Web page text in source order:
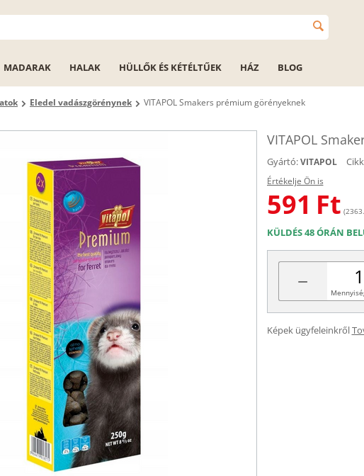
MADARAK HALAK HÜLLŐK ÉS KÉTÉLTŰEK HÁZ BLOG
Eledel vadászgörénynek VITAPOL Smakers prémium görényeknek
VITAPOL
Gyártó: VITAPOL
Értékelje Ön is
591 Ft
KÜLDÉS 48 ÓRÁN
−
Képek ügyfeleinkről